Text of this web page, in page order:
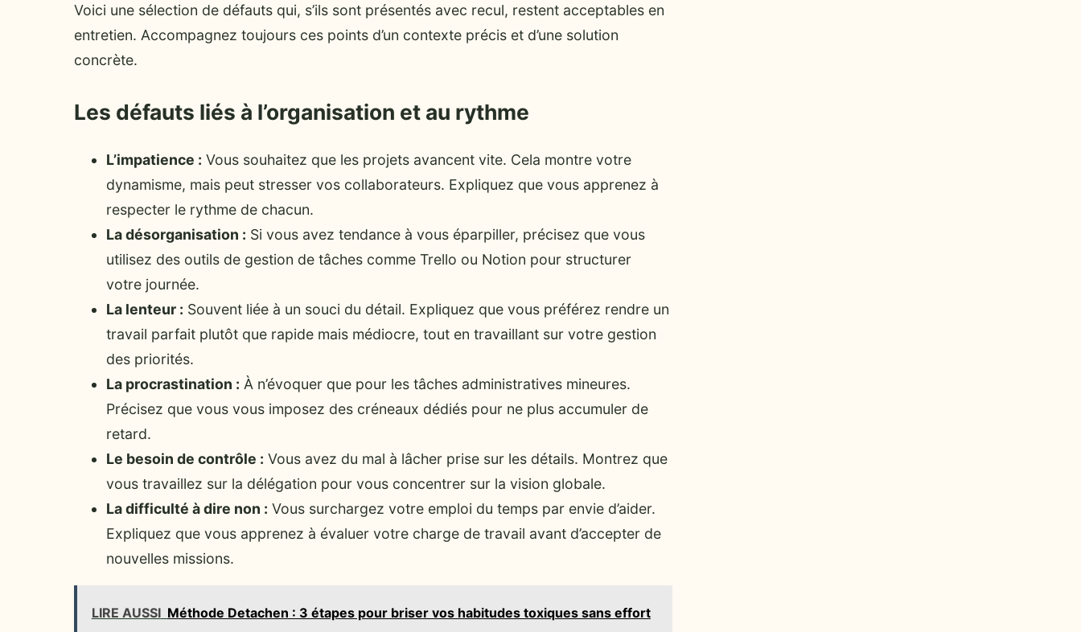
Voici une sélection de défauts qui, s’ils sont présentés avec recul, restent acceptables en
entretien. Accompagnez toujours ces points d’un contexte précis et d’une solution
concrète.
Les défauts liés à l’organisation et au rythme
L’impatience : Vous souhaitez que les projets avancent vite. Cela montre votre
dynamisme, mais peut stresser vos collaborateurs. Expliquez que vous apprenez à
respecter le rythme de chacun.
La désorganisation : Si vous avez tendance à vous éparpiller, précisez que vous
utilisez des outils de gestion de tâches comme Trello ou Notion pour structurer
votre journée.
La lenteur : Souvent liée à un souci du détail. Expliquez que vous préférez rendre un
travail parfait plutôt que rapide mais médiocre, tout en travaillant sur votre gestion
des priorités.
La procrastination : À n’évoquer que pour les tâches administratives mineures.
Précisez que vous vous imposez des créneaux dédiés pour ne plus accumuler de
retard.
Le besoin de contrôle : Vous avez du mal à lâcher prise sur les détails. Montrez que
vous travaillez sur la délégation pour vous concentrer sur la vision globale.
La difficulté à dire non : Vous surchargez votre emploi du temps par envie d’aider.
Expliquez que vous apprenez à évaluer votre charge de travail avant d’accepter de
nouvelles missions.
LIRE AUSSI Méthode Detachen : 3 étapes pour briser vos habitudes toxiques sans effort